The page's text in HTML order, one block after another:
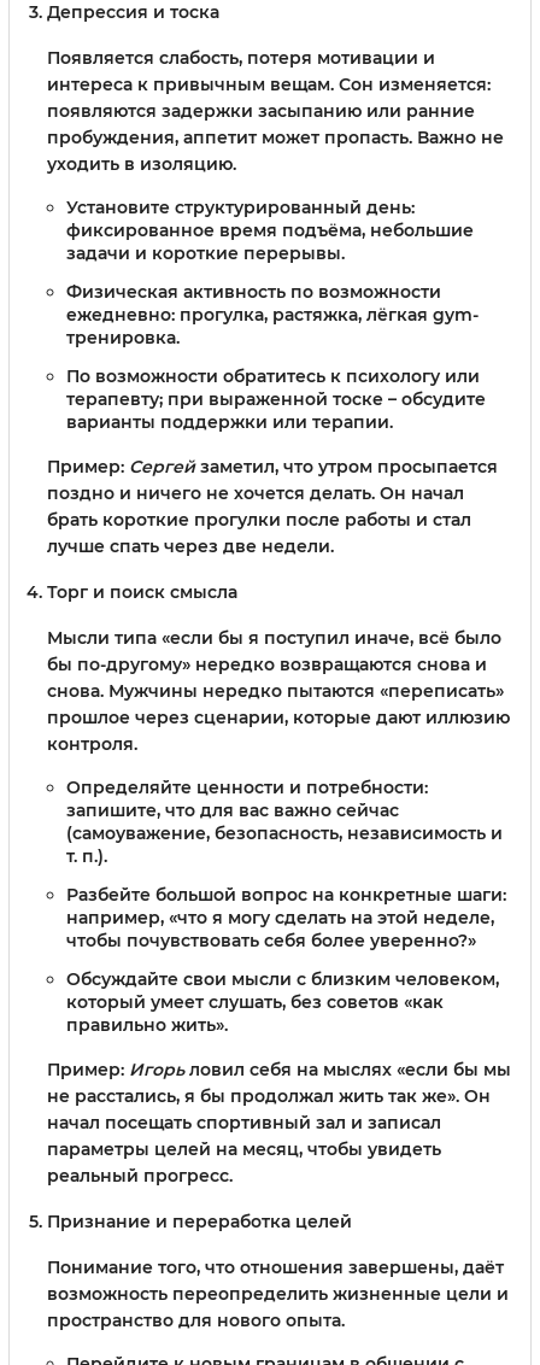
Депрессия и тоска
Появляется слабость, потеря мотивации и
интереса к привычным вещам. Сон изменяется:
появляются задержки засыпанию или ранние
пробуждения, аппетит может пропасть. Важно не
уходить в изоляцию.
Установите структурированный день:
фиксированное время подъёма, небольшие
задачи и короткие перерывы.
Физическая активность по возможности
ежедневно: прогулка, растяжка, лёгкая gym-
тренировка.
По возможности обратитесь к психологу или
терапевту; при выраженной тоске – обсудите
варианты поддержки или терапии.
Пример: Сергейзаметил, что утром просыпается
поздно и ничего не хочется делать. Он начал
брать короткие прогулки после работы и стал
лучше спать через две недели.
Торг и поиск смысла
Мысли типа «если бы я поступил иначе, всё было
бы по-другому» нередко возвращаются снова и
снова. Мужчины нередко пытаются «переписать»
прошлое через сценарии, которые дают иллюзию
контроля.
Определяйте ценности и потребности:
запишите, что для вас важно сейчас
(самоуважение, безопасность, независимость и
т. п.).
Разбейте большой вопрос на конкретные шаги:
например, «что я могу сделать на этой неделе,
чтобы почувствовать себя более уверенно?»
Обсуждайте свои мысли с близким человеком,
который умеет слушать, без советов «как
правильно жить».
Пример: Игорьловил себя на мыслях «если бы мы
не расстались, я бы продолжал жить так же». Он
начал посещать спортивный зал и записал
параметры целей на месяц, чтобы увидеть
реальный прогресс.
Признание и переработка целей
Понимание того, что отношения завершены, даёт
возможность переопределить жизненные цели и
пространство для нового опыта.